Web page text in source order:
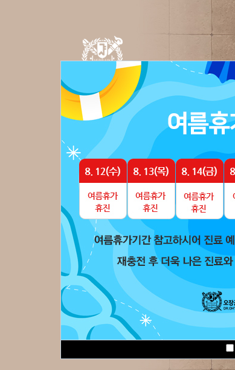
치과소개
치아교정
교정상식
일반진료
온라인상담
교정완료환자